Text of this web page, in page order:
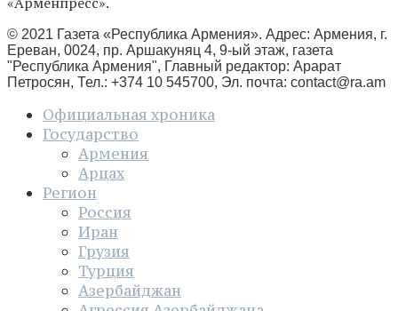
© 2021 Газета «Республика Армения». Адрес: Армения, г.
Ереван, 0024, пр. Аршакуняц 4, 9-ый этаж, газета
"Республика Армения", Главный редактор: Арарат
Петросян, Тел.: +374 10 545700, Эл. почта: contact@ra.am
Официальная хроника
Государство
Армения
Арцах
Регион
Россия
Иран
Грузия
Турция
Азербайджан